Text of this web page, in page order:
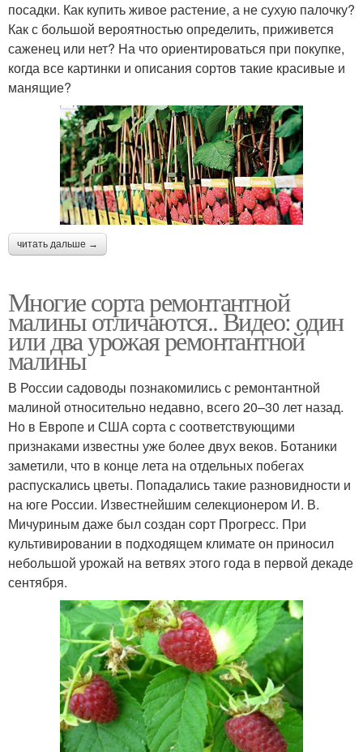
посадки. Как купить живое растение, а не сухую палочку?
Как с большой вероятностью определить, приживется
саженец или нет? На что ориентироваться при покупке,
когда все картинки и описания сортов такие красивые и
манящие?
читать дальше →
Многие сорта ремонтантной
малины отличаются.. Видео: один
или два урожая ремонтантной
малины
В России садоводы познакомились с ремонтантной
малиной относительно недавно, всего 20–30 лет назад.
Но в Европе и США сорта с соответствующими
признаками известны уже более двух веков. Ботаники
заметили, что в конце лета на отдельных побегах
распускались цветы. Попадались такие разновидности и
на юге России. Известнейшим селекционером И. В.
Мичуриным даже был создан сорт Прогресс. При
культивировании в подходящем климате он приносил
небольшой урожай на ветвях этого года в первой декаде
сентября.